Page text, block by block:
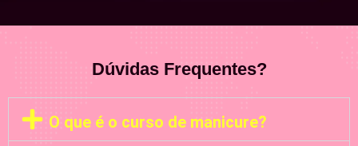
Dúvidas Frequentes?
O que é o curso de manicure?